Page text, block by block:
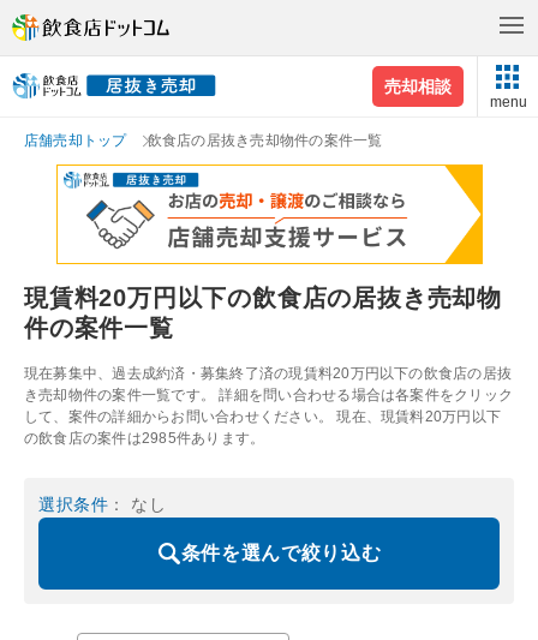
売却相談
menu
店舗売却トップ 飲食店の居抜き売却物件の案件一覧
現賃料20万円以下の飲食店の居抜き売却物
件の案件一覧
現在募集中、過去成約済・募集終了済の現賃料20万円以下の飲食店の居抜
き売却物件の案件一覧です。 詳細を問い合わせる場合は各案件をクリック
して、案件の詳細からお問い合わせください。 現在、現賃料20万円以下
の飲食店の案件は2985件あります。
選択条件 ： なし
条件を選んで絞り込む